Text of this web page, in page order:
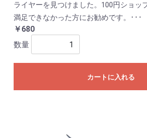
ライヤーを見つけました。100円ショッ
満足できなかった方にお勧めです。･･･
￥680
数量
カートに入れる